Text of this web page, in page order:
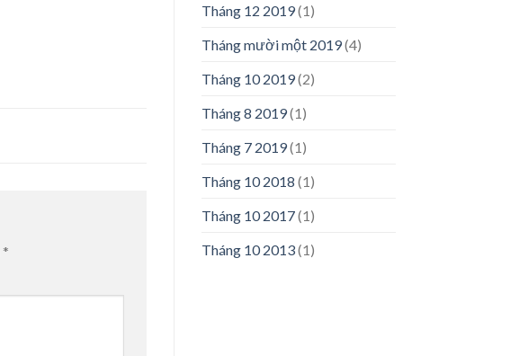
*
Tháng 12 2019(1)
Tháng mười một 2019(4)
Tháng 10 2019(2)
Tháng 8 2019(1)
Tháng 7 2019(1)
Tháng 10 2018 (1)
Tháng 10 2017(1)
Tháng 10 2013(1)